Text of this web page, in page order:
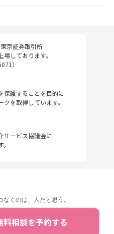
料相談を予約する
京証券取引所
しております。
）
保護することを目的に
を取得しています。
サービス協議会に
なぐのは、人だと思う。